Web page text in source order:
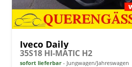
Iveco Daily
35S18 HI-MATIC H2
sofort lieferbar Jungwagen/Jahreswagen